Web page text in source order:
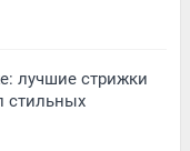
лучшие стрижки
стильных